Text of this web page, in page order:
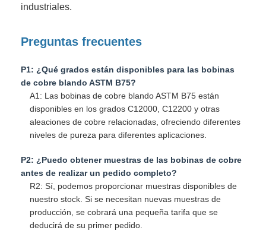
industriales.
Preguntas frecuentes
P1: ¿Qué grados están disponibles para las bobinas
de cobre blando ASTM B75?
A1: Las bobinas de cobre blando ASTM B75 están
disponibles en los grados C12000, C12200 y otras
aleaciones de cobre relacionadas, ofreciendo diferentes
niveles de pureza para diferentes aplicaciones.
P2: ¿Puedo obtener muestras de las bobinas de cobre
antes de realizar un pedido completo?
R2: Sí, podemos proporcionar muestras disponibles de
nuestro stock. Si se necesitan nuevas muestras de
producción, se cobrará una pequeña tarifa que se
deducirá de su primer pedido.